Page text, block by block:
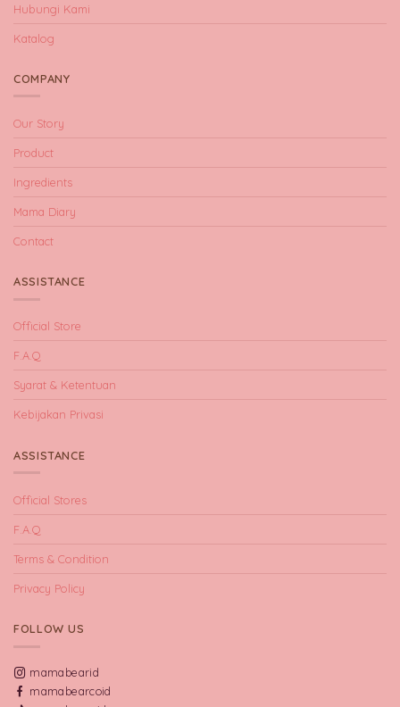
Hubungi Kami
Katalog
COMPANY
Our Story
Product
Ingredients
Mama Diary
Contact
ASSISTANCE
Official Store
F.A.Q
Syarat & Ketentuan
Kebijakan Privasi
ASSISTANCE
Official Stores
F.A.Q
Terms & Condition
Privacy Policy
FOLLOW US
mamabearid
mamabearcoid